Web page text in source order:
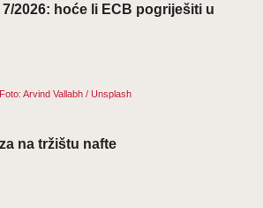
2026: hoće li ECB pogriješiti u
Foto: Arvind Vallabh / Unsplash
na tržištu nafte